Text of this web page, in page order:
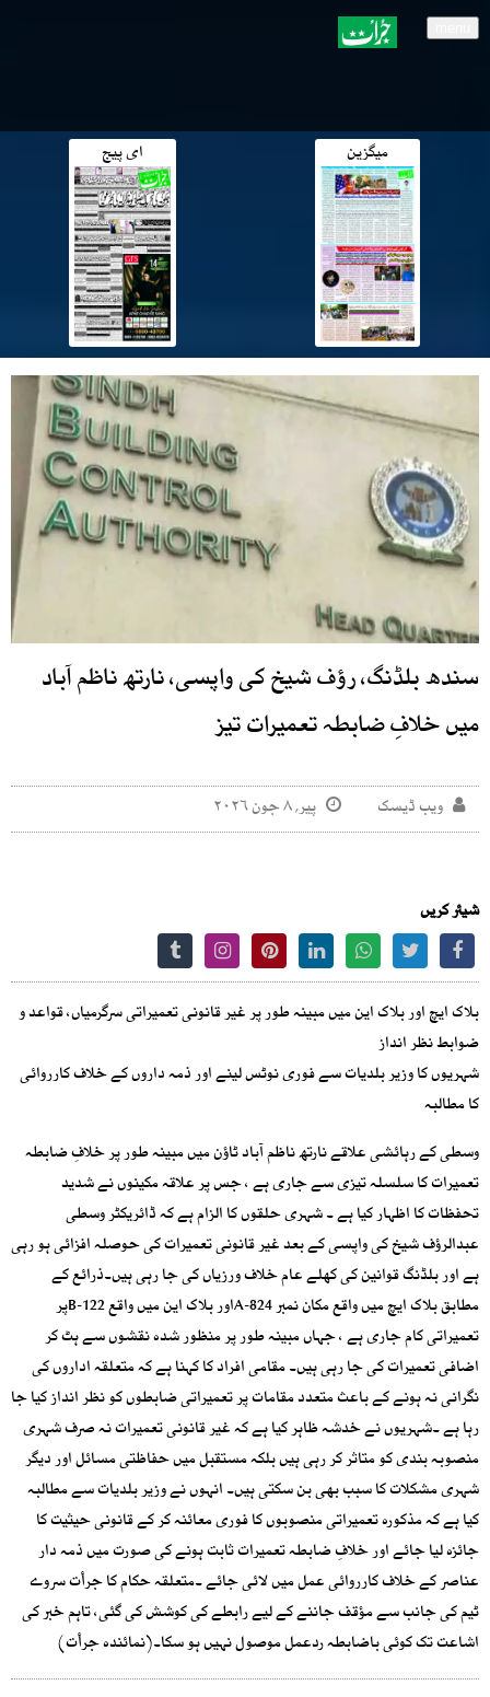
میگزین ای پیج
سندھ بلڈنگ، رؤف شیخ کی واپسی، نارتھ ناظم آباد
میں خلافِ ضابطہ تعمیرات تیز
ویب ڈیسک پیر, ۸ جون ۲۰۲۶
شیئر کریں
بلاک ایچ اور بلاک این میں مبینہ طور پر غیر قانونی تعمیراتی سرگرمیاں، قواعد و
ضوابط نظر انداز
شہریوں کا وزیر بلدیات سے فوری نوٹس لینے اور ذمہ داروں کے خلاف کارروائی
کا مطالبہ
وسطی کے رہائشی علاقے نارتھ ناظم آباد ٹاؤن میں مبینہ طور پر خلافِ ضابطہ
تعمیرات کا سلسلہ تیزی سے جاری ہے ، جس پر علاقہ مکینوں نے شدید
تحفظات کا اظہار کیا ہے ۔ شہری حلقوں کا الزام ہے کہ ڈائریکٹر وسطی
عبدالرؤف شیخ کی واپسی کے بعد غیر قانونی تعمیرات کی حوصلہ افزائی ہو رہی
ہے اور بلڈنگ قوانین کی کھلے عام خلاف ورزیاں کی جا رہی ہیں۔ذرائع کے
مطابق بلاک ایچ میں واقع مکان نمبر A-824اور بلاک این میں واقع B-122پر
تعمیراتی کام جاری ہے ، جہاں مبینہ طور پر منظور شدہ نقشوں سے ہٹ کر
اضافی تعمیرات کی جا رہی ہیں۔ مقامی افراد کا کہنا ہے کہ متعلقہ اداروں کی
نگرانی نہ ہونے کے باعث متعدد مقامات پر تعمیراتی ضابطوں کو نظر انداز کیا جا
رہا ہے ۔شہریوں نے خدشہ ظاہر کیا ہے کہ غیر قانونی تعمیرات نہ صرف شہری
منصوبہ بندی کو متاثر کر رہی ہیں بلکہ مستقبل میں حفاظتی مسائل اور دیگر
شہری مشکلات کا سبب بھی بن سکتی ہیں۔ انہوں نے وزیر بلدیات سے مطالبہ
کیا ہے کہ مذکورہ تعمیراتی منصوبوں کا فوری معائنہ کر کے قانونی حیثیت کا
جائزہ لیا جائے اور خلافِ ضابطہ تعمیرات ثابت ہونے کی صورت میں ذمہ دار
عناصر کے خلاف کارروائی عمل میں لائی جائے ۔متعلقہ حکام کا جرأت سروے
ٹیم کی جانب سے مؤقف جاننے کے لیے رابطے کی کوشش کی گئی، تاہم خبر کی
اشاعت تک کوئی باضابطہ ردعمل موصول نہیں ہو سکا۔(نمائندہ جرأت)